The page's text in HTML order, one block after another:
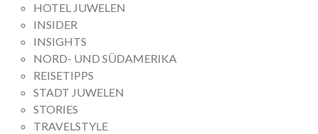
HOTEL JUWELEN
INSIDER
INSIGHTS
NORD- UND SÜDAMERIKA
REISETIPPS
STADT JUWELEN
STORIES
TRAVELSTYLE